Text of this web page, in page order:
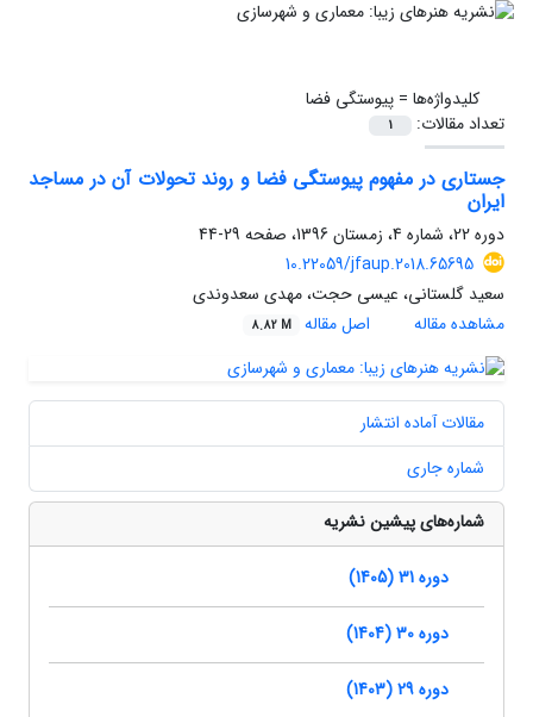
کلیدواژه‌ها =پیوستگی فضا
تعداد مقالات:
1
جستاری در مفهوم پیوستگی فضا و روند تحولات آن در مساجد
ایران
دوره 22، شماره 4، زمستان 1396، صفحه
29-44
10.22059/jfaup.2018.65695
سعید گلستانی، عیسی حجت، مهدی سعدوندی
مشاهده مقاله
اصل مقاله 8.82 M
مقالات آماده انتشار
شماره جاری
شماره‌های پیشین نشریه
دوره 31 (1405)
دوره 30 (1404)
دوره 29 (1403)